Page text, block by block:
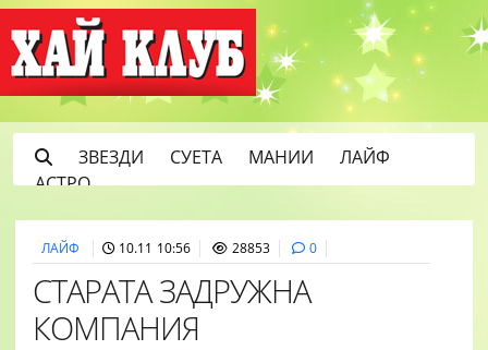
ЗВЕЗДИ СУЕТА МАНИИ
ЛАЙФ
АСТРО
ЛАЙФ 10.11 10:56 28853 0
СТАРАТА ЗАДРУЖНА
КОМПАНИЯ